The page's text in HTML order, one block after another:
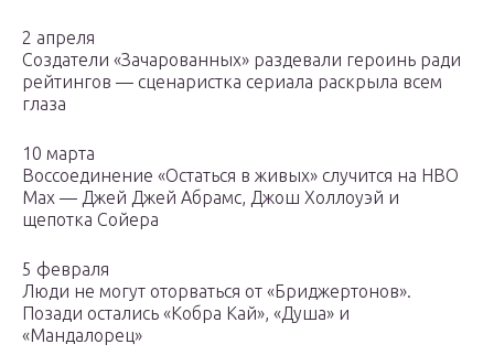
2 апреля
Создатели «Зачарованных» раздевали героинь ради
рейтингов — сценаристка сериала раскрыла всем
глаза
10 марта
Воссоединение «Остаться в живых» случится на HBO
Max — Джей Джей Абрамс, Джош Холлоуэй и
щепотка Сойера
5 февраля
Люди не могут оторваться от «Бриджертонов».
Позади остались «Кобра Кай», «Душа» и
«Мандалорец»